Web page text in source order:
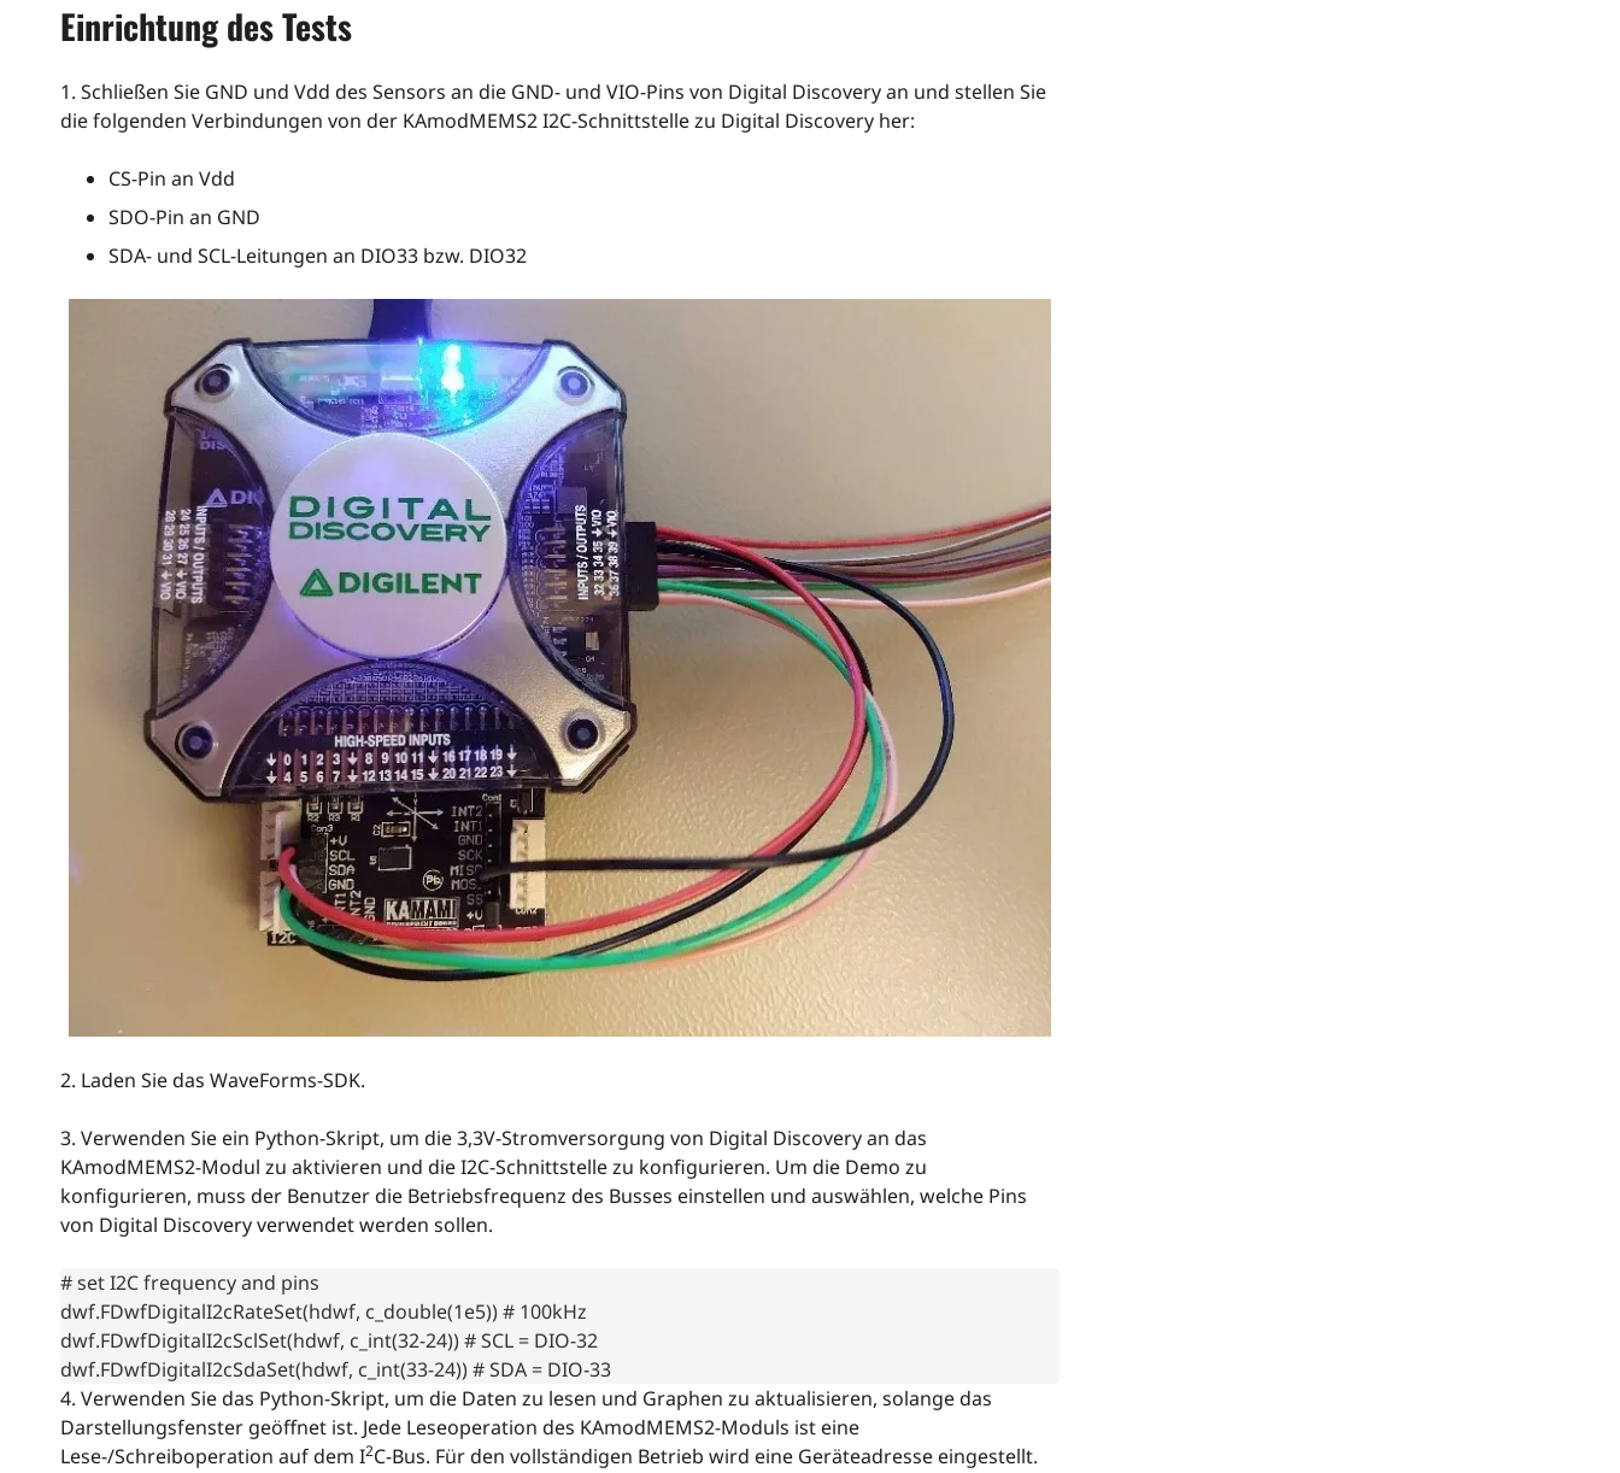
Einrichtung des Tests
1. Schließen Sie GND und Vdd des Sensors an die GND- und VIO-Pins von Digital Discovery an und stellen Sie
die folgenden Verbindungen von der KAmodMEMS2 I2C-Schnittstelle zu Digital Discovery her:
CS-Pin an Vdd
SDO-Pin an GND
SDA- und SCL-Leitungen an DIO33 bzw. DIO32
2. Laden Sie das WaveForms-SDK.
3. Verwenden Sie ein Python-Skript, um die 3,3V-Stromversorgung von Digital Discovery an das
KAmodMEMS2-Modul zu aktivieren und die I2C-Schnittstelle zu konfigurieren. Um die Demo zu
konfigurieren, muss der Benutzer die Betriebsfrequenz des Busses einstellen und auswählen, welche Pins
von Digital Discovery verwendet werden sollen.
# set I2C frequency and pins
dwf.FDwfDigitalI2cRateSet(hdwf, c_double(1e5)) # 100kHz
dwf.FDwfDigitalI2cSclSet(hdwf, c_int(32-24)) # SCL = DIO-32
dwf.FDwfDigitalI2cSdaSet(hdwf, c_int(33-24)) # SDA = DIO-33
4. Verwenden Sie das Python-Skript, um die Daten zu lesen und Graphen zu aktualisieren, solange das
Darstellungsfenster geöffnet ist. Jede Leseoperation des KAmodMEMS2-Moduls ist eine
Lese-/Schreiboperation auf dem I2C-Bus. Für den vollständigen Betrieb wird eine Geräteadresse eingestellt.